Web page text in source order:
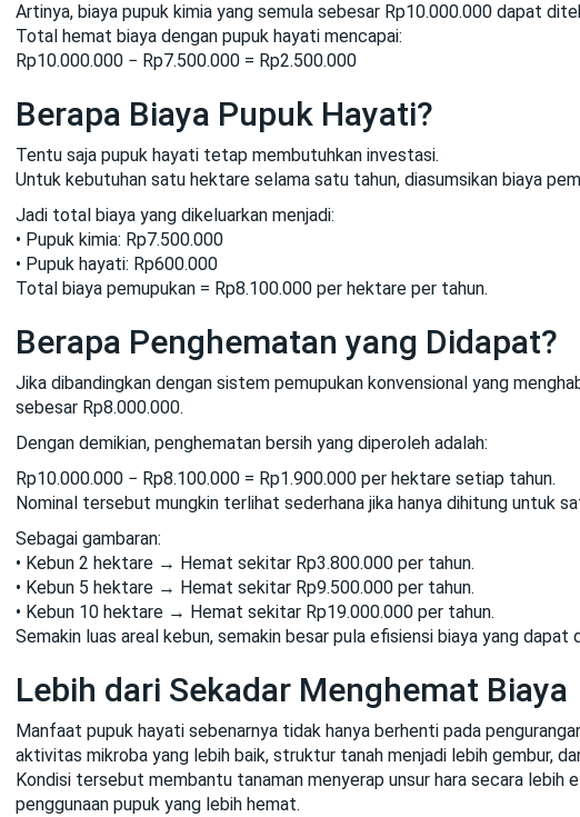
Artinya, biaya pupuk kimia yang semula sebesar Rp10.000.000 dapat
Total hemat biaya dengan pupuk hayati mencapai:
Rp10.000.000 − Rp7.500.000 = Rp2.500.000
Berapa Biaya Pupuk Hayati?
Tentu saja pupuk hayati tetap membutuhkan investasi.
Untuk kebutuhan satu hektare selama satu tahun, diasumsikan biaya
Jadi total biaya yang dikeluarkan menjadi:
• Pupuk kimia: Rp7.500.000
• Pupuk hayati: Rp600.000
Total biaya pemupukan = Rp8.100.000 per hektare per tahun.
Berapa Penghematan yang Didapat?
Jika dibandingkan dengan sistem pemupukan konvensional yang
sebesar Rp8.000.000.
Dengan demikian, penghematan bersih yang diperoleh adalah:
Rp10.000.000 − Rp8.100.000 = Rp1.900.000 per hektare setiap tahun.
Nominal tersebut mungkin terlihat sederhana jika hanya dihitung untuk
Sebagai gambaran:
• Kebun 2 hektare → Hemat sekitar Rp3.800.000 per tahun.
• Kebun 5 hektare → Hemat sekitar Rp9.500.000 per tahun.
• Kebun 10 hektare → Hemat sekitar Rp19.000.000 per tahun.
Semakin luas areal kebun, semakin besar pula efisiensi biaya yang dapat
Lebih dari Sekadar Menghemat Biaya
Manfaat pupuk hayati sebenarnya tidak hanya berhenti pada
aktivitas mikroba yang lebih baik, struktur tanah menjadi lebih gembur,
Kondisi tersebut membantu tanaman menyerap unsur hara secara
penggunaan pupuk yang lebih hemat.